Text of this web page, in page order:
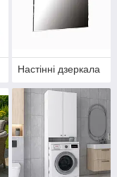
Настінні дзеркала